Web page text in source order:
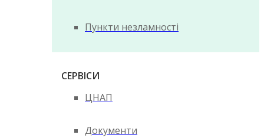
Пункти незламності
СЕРВІСИ
ЦНАП
Документи